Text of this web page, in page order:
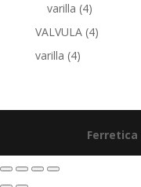
varilla (4)
VALVULA (4)
varilla (4)
Ferretica